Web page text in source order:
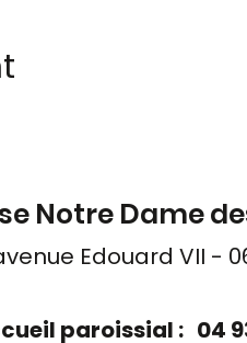
Notre Dame
Edouard VII -
paroissial : 04